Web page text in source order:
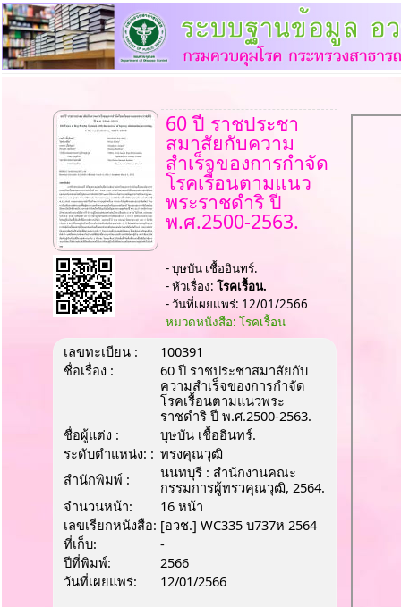
60 ปี ราชประชา
สมาสัยกับความ
สำเร็จของการกำจัด
โรคเรื้อนตามแนว
พระราชดำริ ปี
พ.ศ.2500-2563.
- บุษบัน เชื้ออินทร์.
- หัวเรื่อง: โรคเรื้อน.
- วันที่เผยแพร่: 12/01/2566
หมวดหนังสือ: โรคเรื้อน
เลขทะเบียน :
100391
ชื่อเรื่อง :
60 ปี ราชประชาสมาสัยกับ
ความสำเร็จของการกำจัด
โรคเรื้อนตามแนวพระ
ราชดำริ ปี พ.ศ.2500-2563.
ชื่อผู้แต่ง :
บุษบัน เชื้ออินทร์.
ระดับตำแหน่ง: : ทรงคุณวุฒิ
สำนักพิมพ์ :
นนทบุรี : สำนักงานคณะ
กรรมการผู้ทรวคุณวุฒิ, 2564.
จำนวนหน้า:
16 หน้า
เลขเรียกหนังสือ: [อวช.] WC335 บ737ห 2564
ที่เก็บ:
-
ปีที่พิมพ์:
2566
วันที่เผยแพร่:
12/01/2566